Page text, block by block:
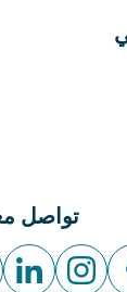
تواصل